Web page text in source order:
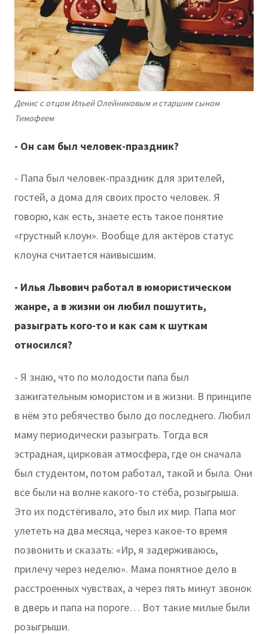
Денис с отцом Ильей Олейниковым и старшим сыном
Тимофеем
- Он сам был человек-праздник?
- Папа был человек-праздник для зрителей,
гостей, а дома для своих просто человек. Я
говорю, как есть, знаете есть такое понятие
«грустный клоун». Вообще для актёров статус
клоуна считается наивысшим.
- Илья Львович работал в юмористическом
жанре, а в жизни он любил пошутить,
разыграть кого-то и как сам к шуткам
относился?
- Я знаю, что по молодости папа был
зажигательным юмористом и в жизни. В принципе
в нём это ребячество было до последнего. Любил
маму периодически разыграть. Тогда вся
эстрадная, цирковая атмосфера, где он сначала
был студентом, потом работал, такой и была. Они
все были на волне какого-то стёба, розыгрыша.
Это их подстёгивало, это был их мир. Папа мог
улететь на два месяца, через какое-то время
позвонить и сказать: «Ир, я задерживаюсь,
прилечу через неделю». Мама понятное дело в
расстроенных чувствах, а через пять минут звонок
в дверь и папа на пороге… Вот такие милые были
розыгрыши.